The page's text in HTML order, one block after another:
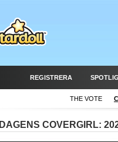
REGISTRERA
THE VOTE
DAGENS COVERGIRL: